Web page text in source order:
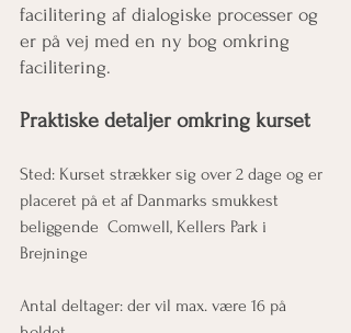
facilitering af dialogiske processer og
er på vej med en ny bog omkring
facilitering.
Praktiske detaljer omkring kurset
Sted: Kurset strækker sig over 2 dage og er
placeret på et af Danmarks smukkest
beliggende  Comwell, Kellers Park i
Brejninge
Antal deltager: der vil max. være 16 på